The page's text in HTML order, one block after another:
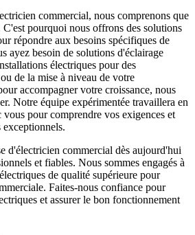
commercial, nous comprenons que
C'est pourquoi nous offrons des solutions
répondre aux besoins spécifiques de
ayez besoin de solutions d'éclairage
électriques pour des
de la mise à niveau de votre
accompagner votre croissance, nous
Notre équipe expérimentée travaillera en
pour comprendre vos exigences et
d'électricien commercial dès aujourd'hui
et fiables. Nous sommes engagés à
de qualité supérieure pour
Faites-nous confiance pour
et assurer le bon fonctionnement